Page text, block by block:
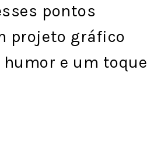
pontos
projeto gráfico
e um toque